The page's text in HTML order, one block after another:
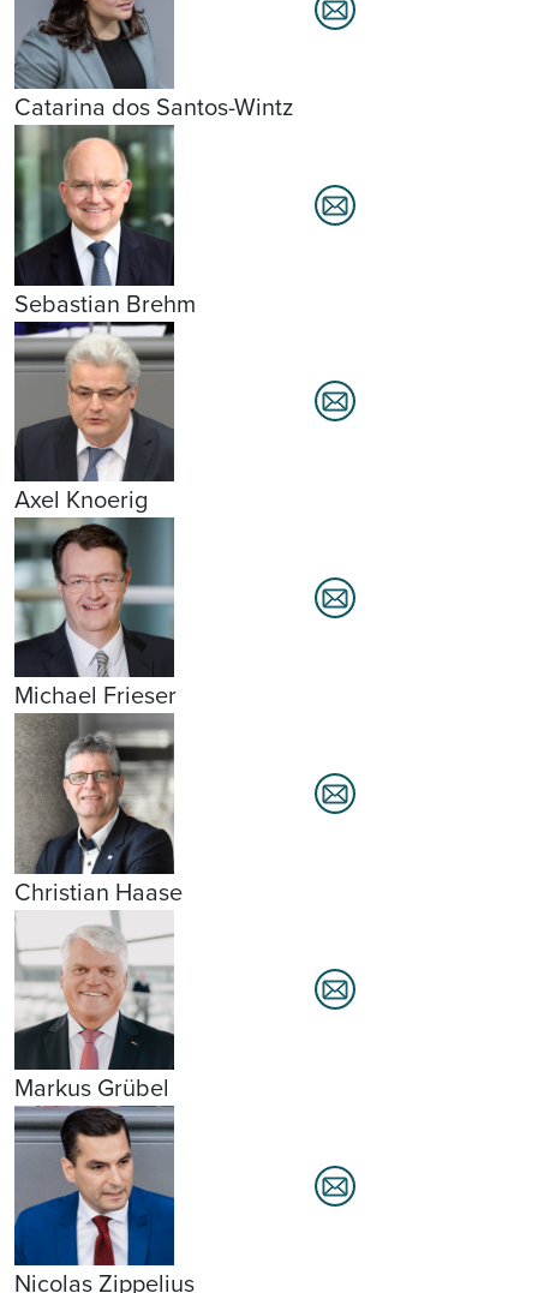
Catarina dos Santos-Wintz
Sebastian Brehm
Axel Knoerig
Michael Frieser
Christian Haase
Markus Grübel
Nicolas Zippelius